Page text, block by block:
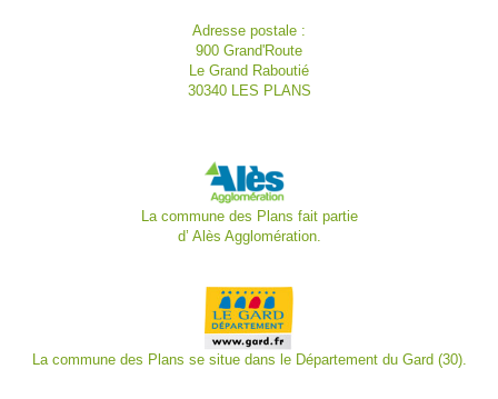
Adresse postale :
900 Grand'Route
Le Grand Raboutié
30340 LES PLANS
La commune des Plans fait partie
d’ Alès Agglomération.
La commune des Plans se situe dans le Département du Gard (30).